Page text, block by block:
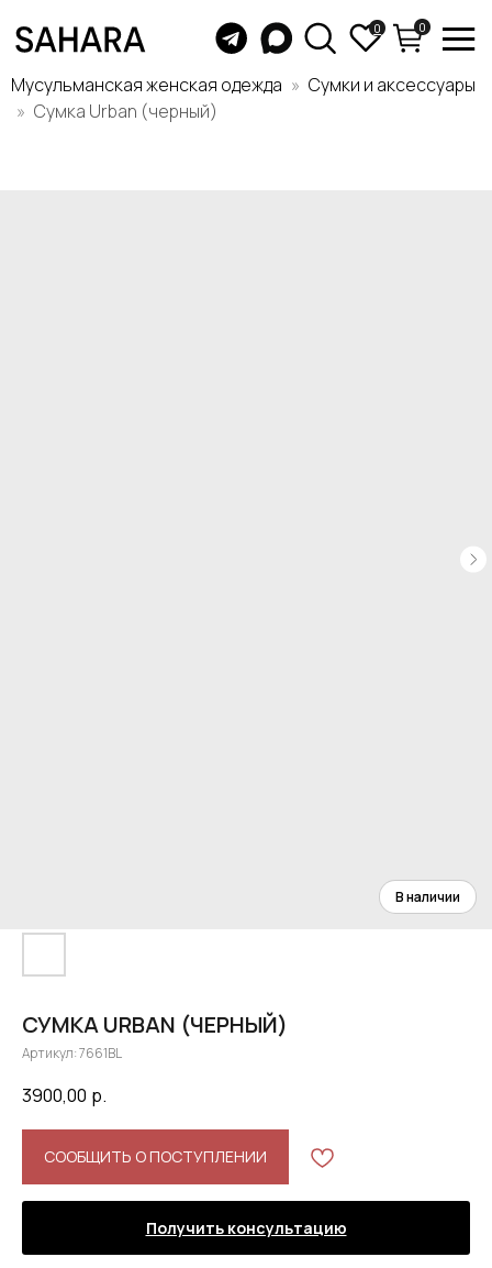
Мусульманская женская одежда
Сумки и аксессуары
Сумка Urban (черный)
СУМКА URBAN (ЧЕРНЫЙ)
Артикул:7661BL
3900,00 р.
СООБЩИТЬ О ПОСТУПЛЕНИИ
Получить консультацию